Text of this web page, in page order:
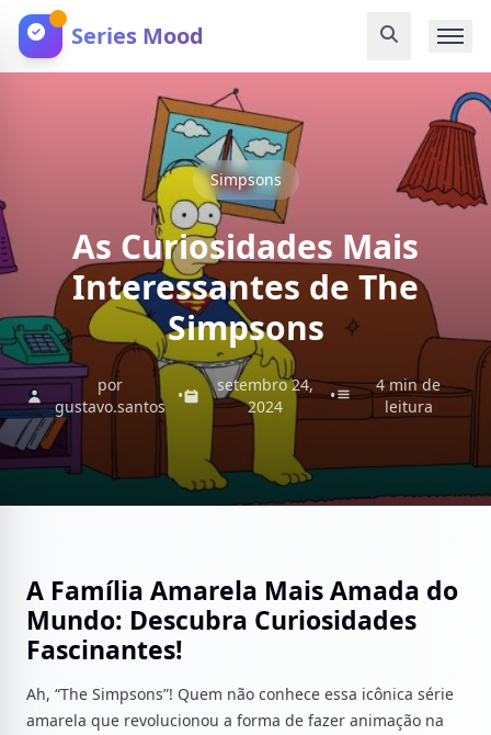
Series Mood
Simpsons
As Curiosidades Mais
Interessantes de The
Simpsons
por
gustavo.santos
•
setembro 24,
2024
•
4 min de
leitura
A Família Amarela Mais Amada do
Mundo: Descubra Curiosidades
Fascinantes!
Ah, “The Simpsons”! Quem não conhece essa icônica série
amarela que revolucionou a forma de fazer animação na